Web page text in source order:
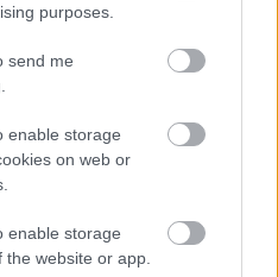
purposes.
send me
enable storage
on web or
enable storage
website or app.